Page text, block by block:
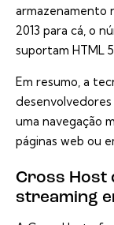
armazenamento
2013 para cá, o
suportam HTML
Em resumo, a
desenvolvedores
uma navegação
páginas web ou
Cross Host
streaming